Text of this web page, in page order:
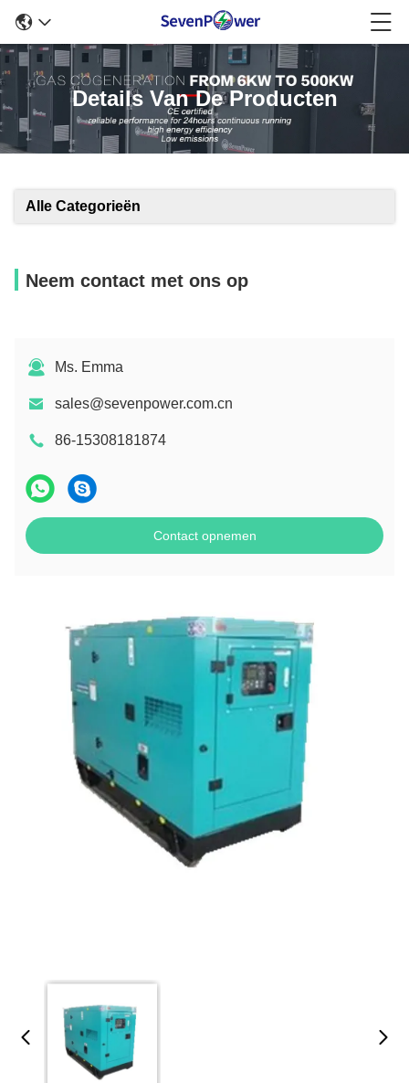
Details Van De Producten
Alle Categorieën
Neem contact met ons op
Ms. Emma
sales@sevenpower.com.cn
86-15308181874
Contact opnemen